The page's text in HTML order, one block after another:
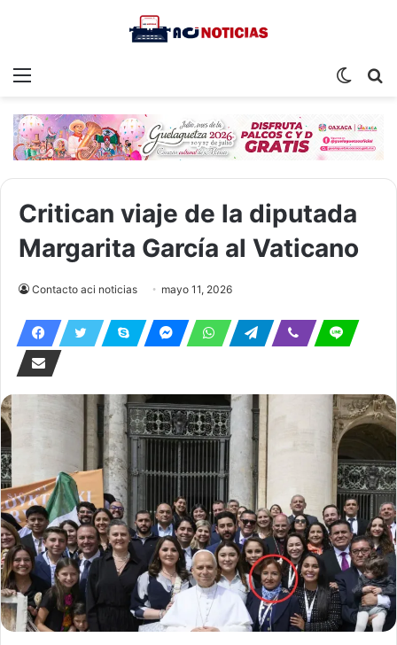
Menu
Switch
Critican viaje de la diputada
Margarita García al Vaticano
Contacto aci noticias mayo 11, 2026